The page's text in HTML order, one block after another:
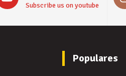
Subscribe us on youtube
Populares